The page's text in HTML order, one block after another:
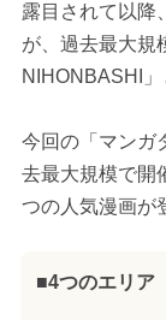
露目されて以降
が、過去最大規
NIHONBASHI
今回の「マンガ
去最大規模で
つの人気漫画が
■4つのエリア